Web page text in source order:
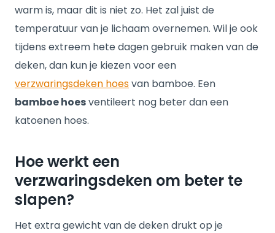
warm is, maar dit is niet zo. Het zal juist de
temperatuur van je lichaam overnemen. Wil je ook
tijdens extreem hete dagen gebruik maken van de
deken, dan kun je kiezen voor een
verzwaringsdeken hoesvan bamboe. Een
bamboe hoesventileert nog beter dan een
katoenen hoes.
Hoe werkt een
verzwaringsdeken om beter te
slapen?
Het extra gewicht van de deken drukt op je